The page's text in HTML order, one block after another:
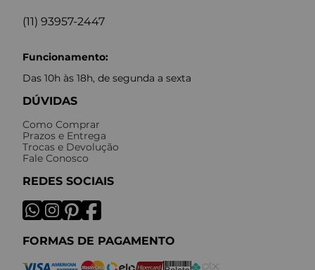
(11) 93957-2447
Funcionamento:
Das 10h às 18h, de segunda a sexta
DÚVIDAS
Como Comprar
Prazos e Entrega
Trocas e Devolução
Fale Conosco
REDES SOCIAIS
FORMAS DE PAGAMENTO